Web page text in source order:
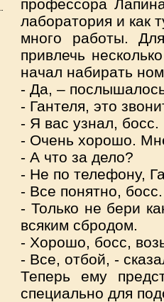
профессора
лаборатория и как
много работы.
привлечь
начал набирать
- Да, –
- Гантеля, это
- Я вас узнал, босс.
- Очень хорошо.
- А что за дело?
- Не по телефону,
- Все понятно,
- Только не бери
всяким сбродом.
- Хорошо, босс,
- Все, отбой, -
Теперь ему
специально для